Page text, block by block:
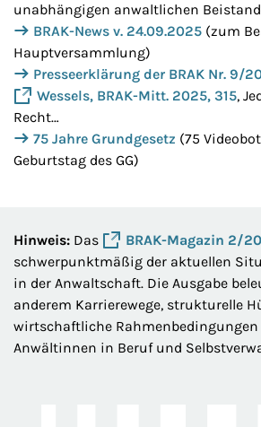
unabhängigen anwaltlichen
BRAK-News v. 24.09.2025 (zum
Hauptversammlung)
Presseerklärung der BRAK Nr. 9/
Wessels, BRAK-Mitt. 2025, 315,
Recht…
75 Jahre Grundgesetz (75
Geburtstag des GG)
Hinweis: Das BRAK-Magazin 2/
schwerpunktmäßig der aktuellen
in der Anwaltschaft. Die Ausgabe
anderem Karrierewege, strukturelle
wirtschaftliche Rahmenbedingungen
Anwältinnen in Beruf und